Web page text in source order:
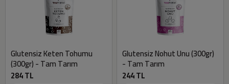
Glutensiz Keten Tohumu
(300gr) - Tam Tarım
284 TL
Glutensiz Nohut Unu (300gr)
- Tam Tarım
244 TL